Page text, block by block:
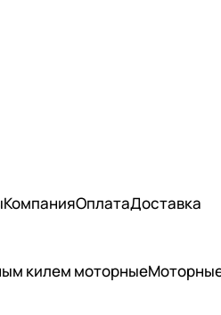
КомпанияОплатаДоставка
килем моторные